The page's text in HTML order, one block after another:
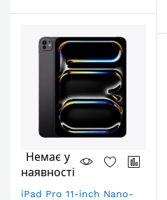
Немає у
наявності
iPad Pro 11-inch Nano-